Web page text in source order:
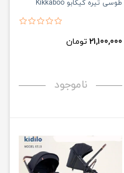
طوسی تیره کیکابو Kikkaboo
21,100,000 تومان
ناموجود